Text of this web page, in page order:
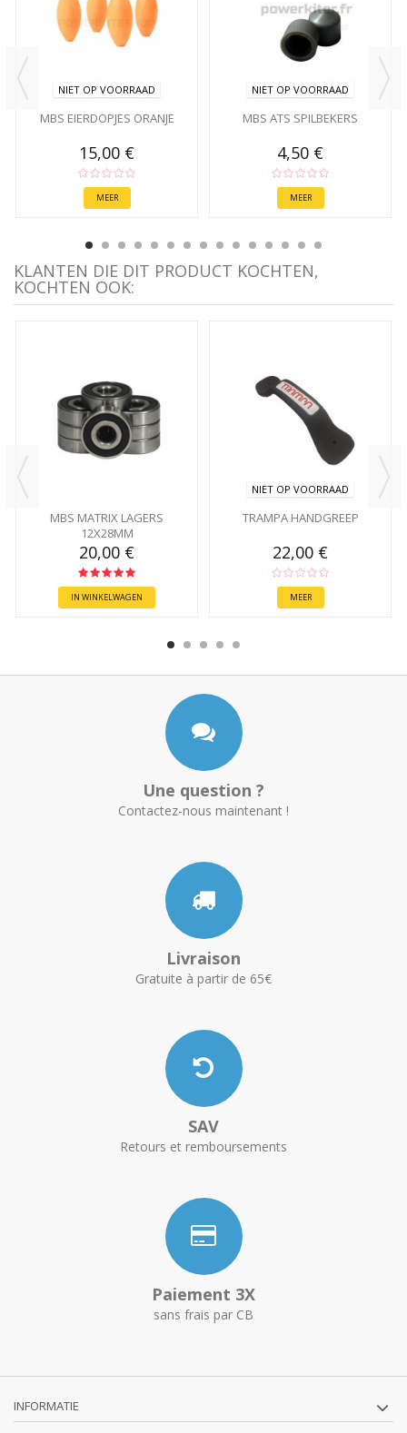
NIET OP VOORRAAD
MBS EIERDOPJES ORANJE
15,00 €
MEER
NIET OP VOORRAAD
MBS ATS SPILBEKERS
4,50 €
MEER
KLANTEN DIE DIT PRODUCT KOCHTEN,
KOCHTEN OOK:
MBS MATRIX LAGERS
12X28MM
20,00 €
IN WINKELWAGEN
NIET OP VOORRAAD
TRAMPA HANDGREEP
22,00 €
MEER
Une question ?
Contactez-nous maintenant !
Livraison
Gratuite à partir de 65€
SAV
Retours et remboursements
Paiement 3X
sans frais par CB
INFORMATIE